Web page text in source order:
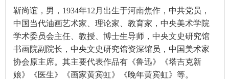
靳尚谊，男，1934年12月出生于河南焦作，中共党员，
中国当代油画艺术家、理论家、教育家，中央美术学院
学术委员会主任、教授、博士生导师，中央文史研究馆
书画院副院长，中央文史研究馆资深馆员，中国美术家
协会原主席。其主要代表作品有《鲁迅》《塔吉克新
娘》《医生》《画家黄宾虹》《晚年黄宾虹》等。